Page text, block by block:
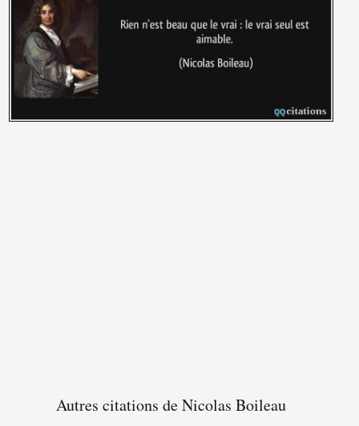
Autres citations de Nicolas Boileau